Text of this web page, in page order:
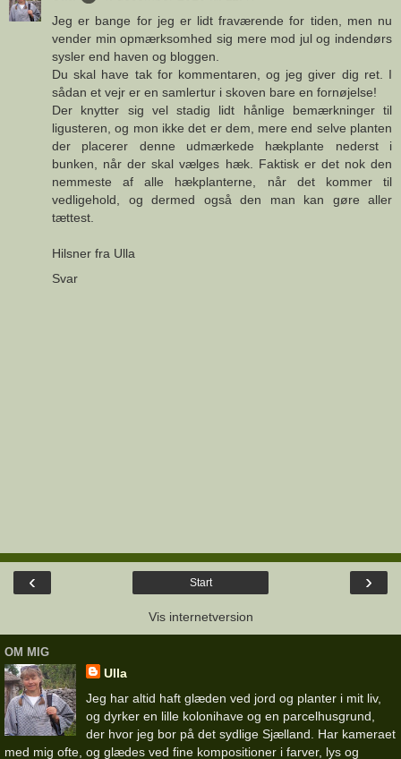
Jeg er bange for jeg er lidt fraværende for tiden, men nu
vender min opmærksomhed sig mere mod jul og indendørs
sysler end haven og bloggen.
Du skal have tak for kommentaren, og jeg giver dig ret. I
sådan et vejr er en samlertur i skoven bare en fornøjelse!
Der knytter sig vel stadig lidt hånlige bemærkninger til
ligusteren, og mon ikke det er dem, mere end selve planten
der placerer denne udmærkede hækplante nederst i
bunken, når der skal vælges hæk. Faktisk er det nok den
nemmeste af alle hækplanterne, når det kommer til
vedligehold, og dermed også den man kan gøre aller
tættest.
Hilsner fra Ulla
Svar
‹ ›
Start
Vis internetversion
OM MIG
Ulla
Jeg har altid haft glæden ved jord og planter i mit liv,
og dyrker en lille kolonihave og en parcelhusgrund,
der hvor jeg bor på det sydlige Sjælland. Har kameraet
med mig ofte, og glædes ved fine kompositioner i farver, lys og